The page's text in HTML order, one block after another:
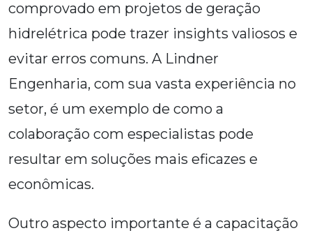
comprovado em projetos de geração
hidrelétrica pode trazer insights valiosos e
evitar erros comuns. A Lindner
Engenharia, com sua vasta experiência no
setor, é um exemplo de como a
colaboração com especialistas pode
resultar em soluções mais eficazes e
econômicas.
Outro aspecto importante é a capacitação